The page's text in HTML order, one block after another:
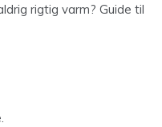
rigtig varm? Guide til